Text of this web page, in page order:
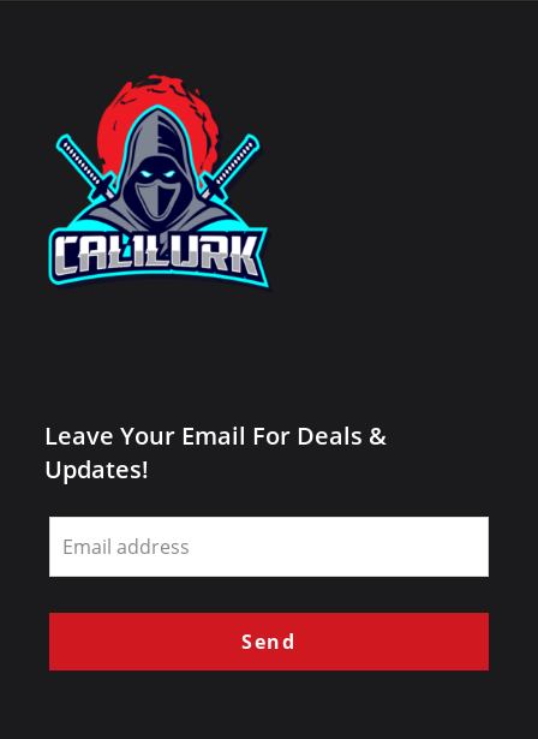
Leave Your Email For Deals &
Updates!
Leave
this
field
blank
Send